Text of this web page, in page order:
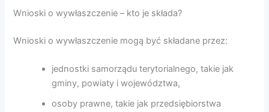
Wnioski o wywłaszczenie – kto je składa?
Wnioski o wywłaszczenie mogą być składane przez:
jednostki samorządu terytorialnego, takie jak
gminy, powiaty i województwa,
osoby prawne, takie jak przedsiębiorstwa